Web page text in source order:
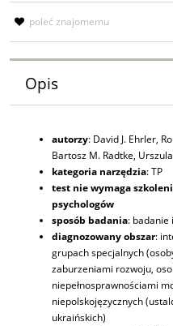
poleć znajomemu
Opis
autorzy: David J. Ehrler,
Bartosz M. Radtke,
kategoria narzędzia: TP
test nie wymaga
psychologów
sposób badania: badanie
diagnozowany obszar:
grupach specjalnych
zaburzeniami rozwoju,
niepełnosprawnościami
niepolskojęzycznych
ukraińskich)